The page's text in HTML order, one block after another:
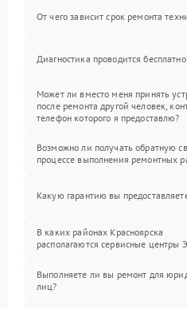
От чего зависит срок ремонта
Диагностика проводится
Может ли вместо меня принять
после ремонта другой человек,
телефон которого я предоставлю?
Возможно ли получать обратную
процессе выполнения ремонтных
Какую гарантию вы
В каких районах Красноярска
располагаются сервисные центры
Выполняете ли вы ремонт для
лиц?